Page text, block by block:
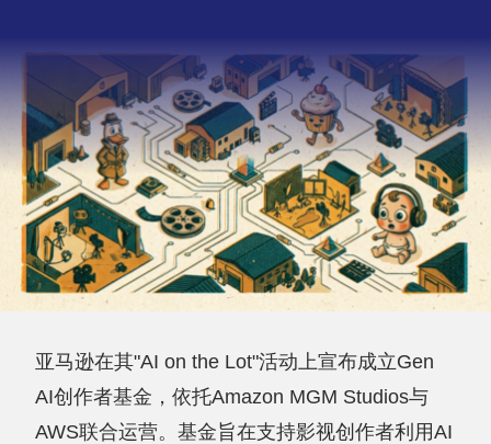
亚马逊在其"AI on the Lot"活动上宣布成立Gen
AI创作者基金，依托Amazon MGM Studios与
AWS联合运营。基金旨在支持影视创作者利用AI